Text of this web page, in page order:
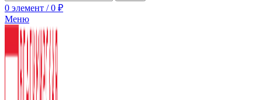
0 элемент / 0 ₽
Меню